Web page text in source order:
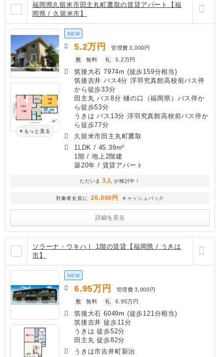
福岡県久留米市田主丸町鷹取の賃貸アパート【福
岡県 / 久留米市】
もっと見る
NEW
5.2万円 管理費 3,000円
敷
無料 礼 5.2万円
筑後大石 7974m (徒歩159分相当)
筑後吉井 バス4分 浮羽究真館高校前バス停
から徒歩33分
田主丸 バス8分 樋の口（福岡県）バス停か
ら徒歩53分
うきは バス13分 浮羽究真館高校前バス停か
ら徒歩77分
久留米市田主丸町鷹取
1LDK / 45.39m²
1階 / 地上2階建
築20年 / 賃貸アパート
ただいま 3人 が検討中！
対象者全員に 20,000円 キャッシュバック
詳細を見る
ソラーナ・ウキハⅠ 1階の賃貸【福岡県 / うきは
市】
NEW
6.95万円 管理費 3,000円
敷
無料 礼 6.95万円
筑後大石 6049m (徒歩121分相当)
筑後吉井 徒歩11分
うきは 徒歩52分
田主丸 徒歩82分
うきは市吉井町新治